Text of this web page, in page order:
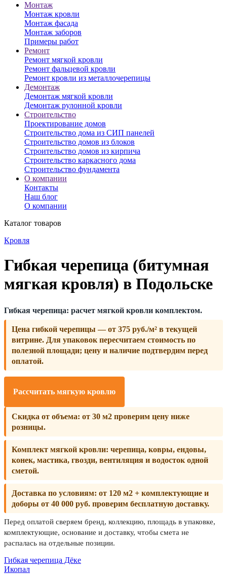
Монтаж
Монтаж кровли
Монтаж фасада
Монтаж заборов
Примеры работ
Ремонт
Ремонт мягкой кровли
Ремонт фальцевой кровли
Ремонт кровли из металлочерепицы
Демонтаж
Демонтаж мягкой кровли
Демонтаж рулонной кровли
Строительство
Проектирование домов
Строительство дома из СИП панелей
Строительство домов из блоков
Строительство домов из кирпича
Строительство каркасного дома
Строительство фундамента
О компании
Контакты
Наш блог
О компании
Каталог товаров
Кровля
Гибкая черепица (битумная
мягкая кровля) в Подольске
Гибкая черепица: расчет мягкой кровли комплектом.
Цена гибкой черепицы — от 375 руб./м² в текущей
витрине. Для упаковок пересчитаем стоимость по
полезной площади; цену и наличие подтвердим перед
оплатой.
Рассчитать мягкую кровлю
Скидка от объема: от 30 м2 проверим цену ниже
розницы.
Комплект мягкой кровли: черепица, ковры, ендовы,
конек, мастика, гвозди, вентиляция и водосток одной
сметой.
Доставка по условиям: от 120 м2 + комплектующие и
доборы от 40 000 руб. проверим бесплатную доставку.
Перед оплатой сверяем бренд, коллекцию, площадь в упаковке,
комплектующие, основание и доставку, чтобы смета не
распалась на отдельные позиции.
Гибкая черепица Дёке
Икопал